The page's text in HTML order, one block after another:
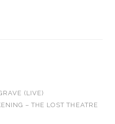
(LIVE)
– THE LOST THEATRE